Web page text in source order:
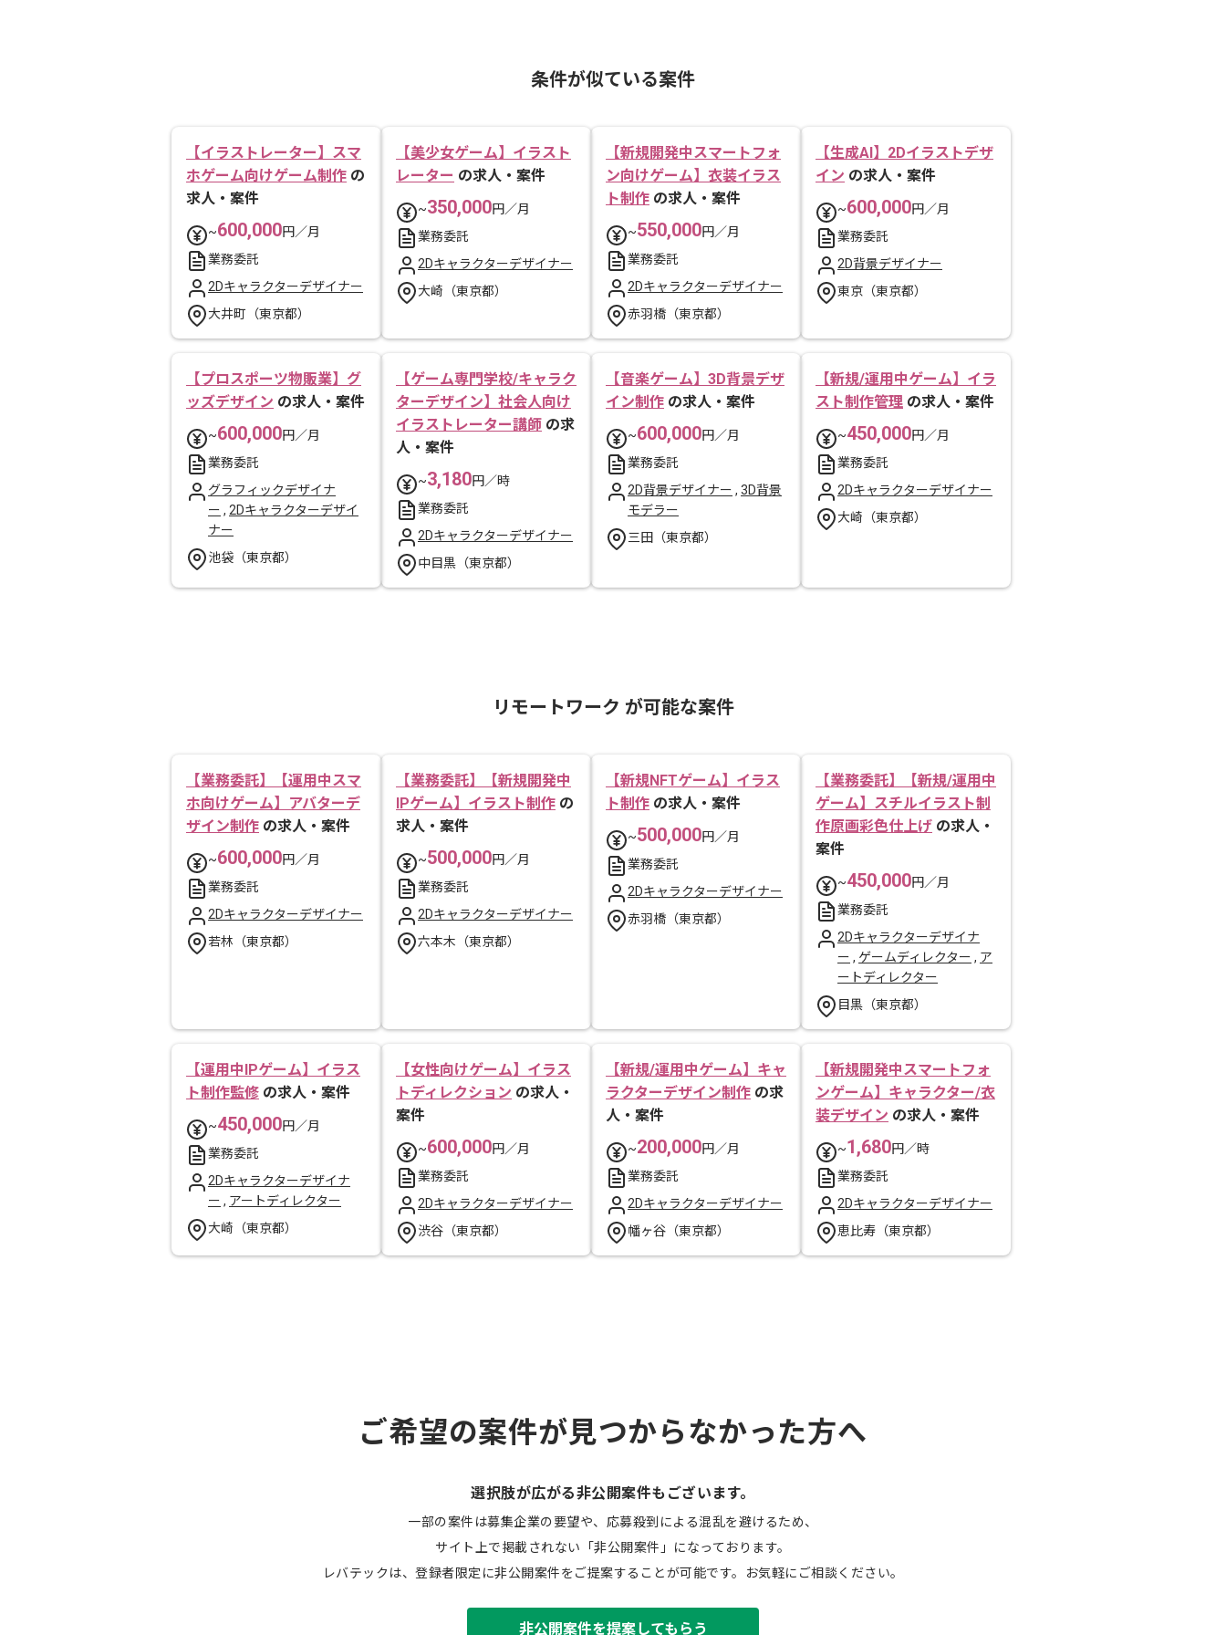
条件が似ている案件
【イラストレーター】スマ
ホゲーム向けゲーム制作 の
求人・案件
~600,000円／月
業務委託
2Dキャラクターデザイナー
大井町（東京都）
【美少女ゲーム】イラスト
レーター の求人・案件
~350,000円／月
業務委託
2Dキャラクターデザイナー
大崎（東京都）
【新規開発中スマートフォ
ン向けゲーム】衣装イラス
ト制作 の求人・案件
~550,000円／月
業務委託
2Dキャラクターデザイナー
赤羽橋（東京都）
【生成AI】2Dイラストデザ
イン の求人・案件
~600,000円／月
業務委託
2D背景デザイナー
東京（東京都）
【プロスポーツ物販業】グ
ッズデザイン の求人・案件
~600,000円／月
業務委託
グラフィックデザイナ
ー , 2Dキャラクターデザイ
ナー
池袋（東京都）
【ゲーム専門学校/キャラク
ターデザイン】社会人向け
イラストレーター講師 の求
人・案件
~3,180円／時
業務委託
2Dキャラクターデザイナー
中目黒（東京都）
【音楽ゲーム】3D背景デザ
イン制作 の求人・案件
~600,000円／月
業務委託
2D背景デザイナー , 3D背景
モデラー
三田（東京都）
【新規/運用中ゲーム】イラ
スト制作管理 の求人・案件
~450,000円／月
業務委託
2Dキャラクターデザイナー
大崎（東京都）
リモートワーク が可能な案件
【業務委託】【運用中スマ
ホ向けゲーム】アバターデ
ザイン制作 の求人・案件
~600,000円／月
業務委託
2Dキャラクターデザイナー
若林（東京都）
【業務委託】【新規開発中
IPゲーム】イラスト制作 の
求人・案件
~500,000円／月
業務委託
2Dキャラクターデザイナー
六本木（東京都）
【新規NFTゲーム】イラス
ト制作 の求人・案件
~500,000円／月
業務委託
2Dキャラクターデザイナー
赤羽橋（東京都）
【業務委託】【新規/運用中
ゲーム】スチルイラスト制
作原画彩色仕上げ の求人・
案件
~450,000円／月
業務委託
2Dキャラクターデザイナ
ー , ゲームディレクター , ア
ートディレクター
目黒（東京都）
【運用中IPゲーム】イラス
ト制作監修 の求人・案件
~450,000円／月
業務委託
2Dキャラクターデザイナ
ー , アートディレクター
大崎（東京都）
【女性向けゲーム】イラス
トディレクション の求人・
案件
~600,000円／月
業務委託
2Dキャラクターデザイナー
渋谷（東京都）
【新規/運用中ゲーム】キャ
ラクターデザイン制作 の求
人・案件
~200,000円／月
業務委託
2Dキャラクターデザイナー
幡ヶ谷（東京都）
【新規開発中スマートフォ
ンゲーム】キャラクター/衣
装デザイン の求人・案件
~1,680円／時
業務委託
2Dキャラクターデザイナー
恵比寿（東京都）
ご希望の案件が見つからなかった方へ
選択肢が広がる非公開案件もございます。
一部の案件は募集企業の要望や、応募殺到による混乱を避けるため、
サイト上で掲載されない「非公開案件」になっております。
レバテックは、登録者限定に非公開案件をご提案することが可能です。お気軽にご相談ください。
非公開案件を提案してもらう